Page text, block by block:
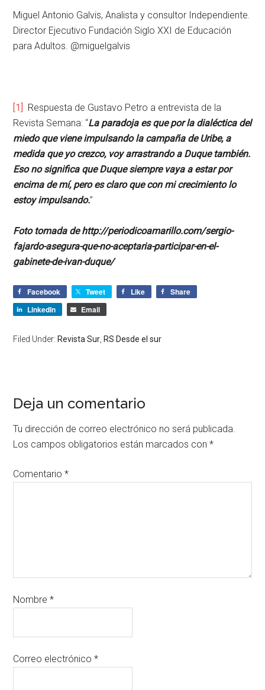
Miguel Antonio Galvis, Analista y consultor Independiente.
Director Ejecutivo Fundación Siglo XXI de Educación
para Adultos. @miguelgalvis
[1] Respuesta de Gustavo Petro a entrevista de la
Revista Semana: “La paradoja es que por la dialéctica del
miedo que viene impulsando la campaña de Uribe, a
medida que yo crezco, voy arrastrando a Duque también.
Eso no significa que Duque siempre vaya a estar por
encima de mí, pero es claro que con mi crecimiento lo
estoy impulsando.”
Foto tomada de http://periodicoamarillo.com/sergio-
fajardo-asegura-que-no-aceptaria-participar-en-el-
gabinete-de-ivan-duque/
Facebook Tweet Like
Share
LinkedIn
Email
Filed Under: Revista Sur RS Desde el sur
Deja un comentario
Tu dirección de correo electrónico no será publicada.
Los campos obligatorios están marcados con*
Comentario*
Nombre*
Correo electrónico*